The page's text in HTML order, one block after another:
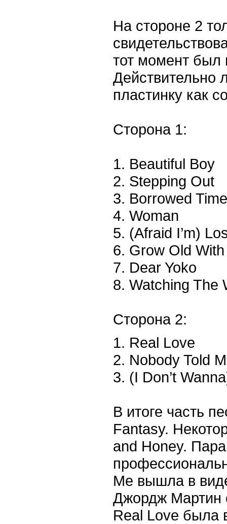
На стороне 2
тот момент был
Действительно
пластинку как
Сторона 1:
1. Beautiful Boy
2. Stepping Out
3. Borrowed Time
4. Woman
5. (Afraid I’m)
6. Grow Old
7. Dear Yoko
8. Watching The
Сторона 2:
1. Real Love
2. Nobody Told
3. (I Don’t
В итоге часть
Fantasy.
and Honey.
Me вышла в
Джордж Мартин
Real Love была